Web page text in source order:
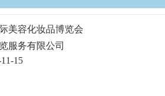
美容化妆品博览会
服务有限公司
15